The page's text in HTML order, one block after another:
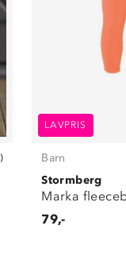
)
LAVPRIS
Barn
Stormberg
Marka
79,-